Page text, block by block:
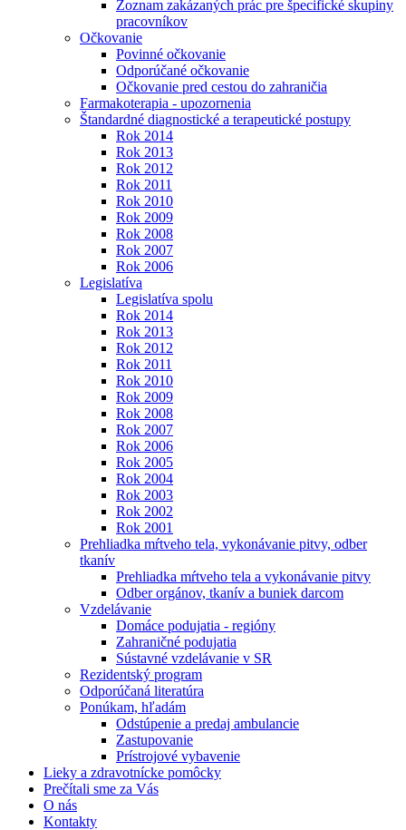
Zoznam zakázaných prác pre špecifické skupiny
pracovníkov
Očkovanie
Povinné očkovanie
Odporúčané očkovanie
Očkovanie pred cestou do zahraničia
Farmakoterapia - upozornenia
Štandardné diagnostické a terapeutické postupy
Rok 2014
Rok 2013
Rok 2012
Rok 2011
Rok 2010
Rok 2009
Rok 2008
Rok 2007
Rok 2006
Legislatíva
Legislatíva spolu
Rok 2014
Rok 2013
Rok 2012
Rok 2011
Rok 2010
Rok 2009
Rok 2008
Rok 2007
Rok 2006
Rok 2005
Rok 2004
Rok 2003
Rok 2002
Rok 2001
Prehliadka mŕtveho tela, vykonávanie pitvy, odber
tkanív
Prehliadka mŕtveho tela a vykonávanie pitvy
Odber orgánov, tkanív a buniek darcom
Vzdelávanie
Domáce podujatia - regióny
Zahraničné podujatia
Sústavné vzdelávanie v SR
Rezidentský program
Odporúčaná literatúra
Ponúkam, hľadám
Odstúpenie a predaj ambulancie
Zastupovanie
Prístrojové vybavenie
Lieky a zdravotnícke pomôcky
Prečítali sme za Vás
O nás
Kontakty